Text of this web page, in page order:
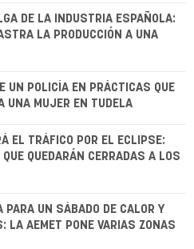
DE LA INDUSTRIA ESPAÑOLA:
LA PRODUCCIÓN A UNA
UN POLICÍA EN PRÁCTICAS QUE
UNA MUJER EN TUDELA
EL TRÁFICO POR EL ECLIPSE:
QUEDARÁN CERRADAS A LOS
PARA UN SÁBADO DE CALOR Y
LA AEMET PONE VARIAS ZONAS